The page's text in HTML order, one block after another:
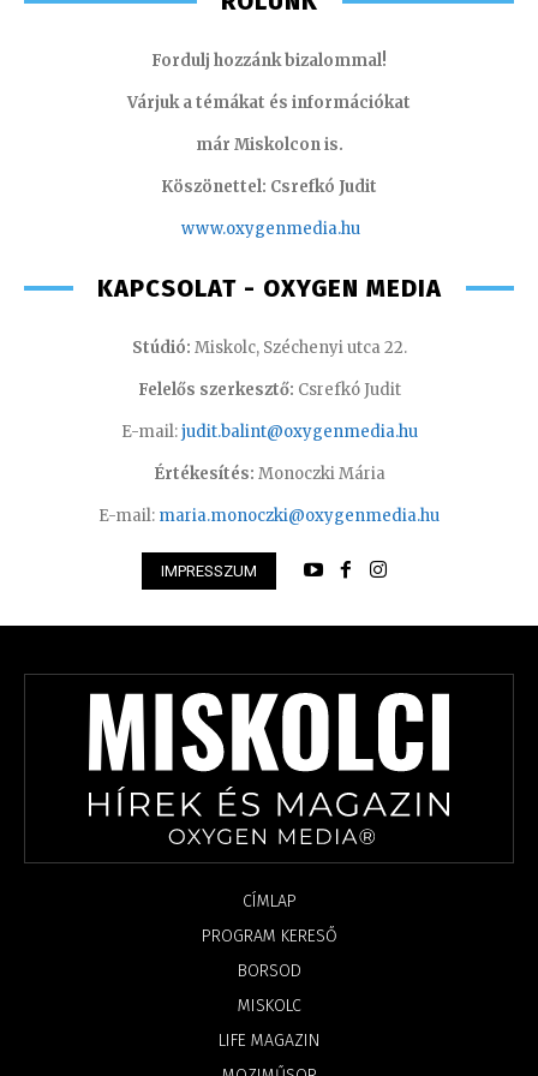
Fordulj hozzánk bizalommal!
Várjuk a témákat és információkat
már Miskolcon is.
Köszönettel: Csrefkó Judit
www.oxygenmedia.hu
KAPCSOLAT - OXYGEN MEDIA
Stúdió: Miskolc, Széchenyi utca 22.
Felelős szerkesztő: Csrefkó Judit
E-mail:judit.balint@oxygenmedia.hu
Értékesítés: Monoczki Mária
E-mail: maria.monoczki@oxygenmedia.hu
IMPRESSZUM
CÍMLAP
PROGRAM KERESŐ
BORSOD
MISKOLC
LIFE MAGAZIN